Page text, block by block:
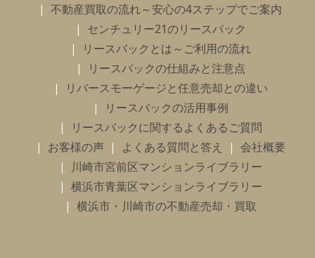
不動産買取の流れ～安心の4ステップでご案内
センチュリー21のリースバック
リースバックとは～ご利用の流れ
リースバックの仕組みと注意点
リバースモーゲージと任意売却との違い
リースバックの活用事例
リースバックに関するよくあるご質問
お客様の声
よくある質問と答え
会社概要
川崎市宮前区マンションライブラリー
横浜市青葉区マンションライブラリー
横浜市・川崎市の不動産売却・買取